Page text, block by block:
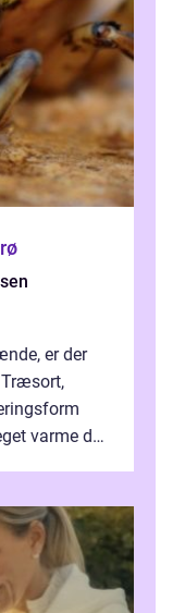
er der
varme du